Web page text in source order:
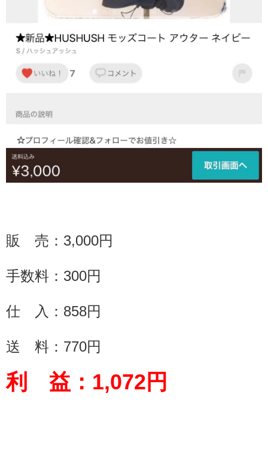
販 売： 3,000円
手数料： 300円
仕 入：858円
送 料： 770円
利 益： 1,072円